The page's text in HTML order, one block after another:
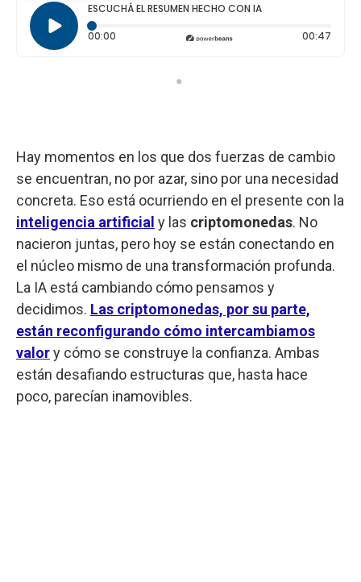
ESCUCHÁ EL RESUMEN HECHO CON IA
00:00 Tiempo transcurrido: 0 segundos 00:47
Hay momentos en los que dos fuerzas de cambio
se encuentran, no por azar, sino por una necesidad
concreta. Eso está ocurriendo en el presente con la
inteligencia artificial y las criptomonedas. No
nacieron juntas, pero hoy se están conectando en
el núcleo mismo de una transformación profunda.
La IA está cambiando cómo pensamos y
decidimos. Las criptomonedas, por su parte,
están reconfigurando cómo intercambiamos
valory cómo se construye la confianza. Ambas
están desafiando estructuras que, hasta hace
poco, parecían inamovibles.